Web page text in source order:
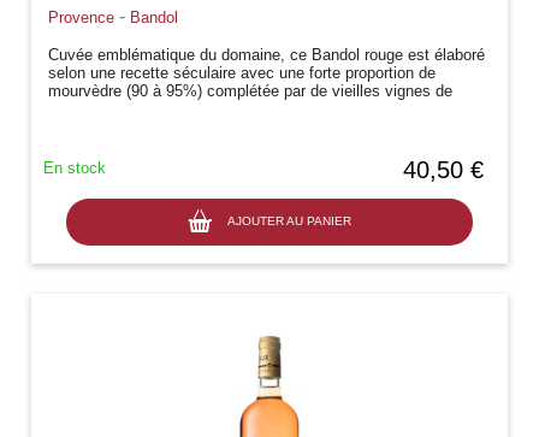
Provence - Bandol
Cuvée emblématique du domaine, ce Bandol rouge est élaboré
selon une recette séculaire avec une forte proportion de
mourvèdre (90 à 95%) complétée par de vieilles vignes de
40,50 €
AJOUTER AU PANIER
En stock